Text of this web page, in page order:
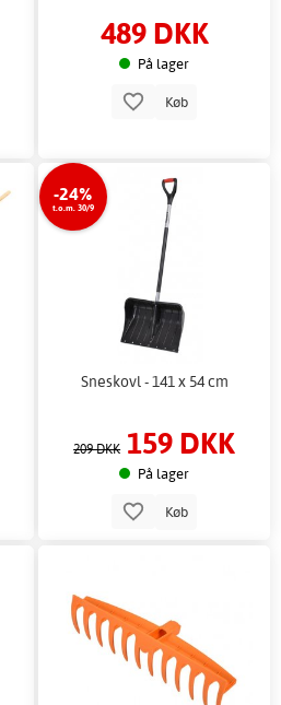
489 DKK
På lager
Køb
-24%
t.o.m. 30/9
Sneskovl - 141 x 54 cm
209 DKK 159 DKK
På lager
Køb